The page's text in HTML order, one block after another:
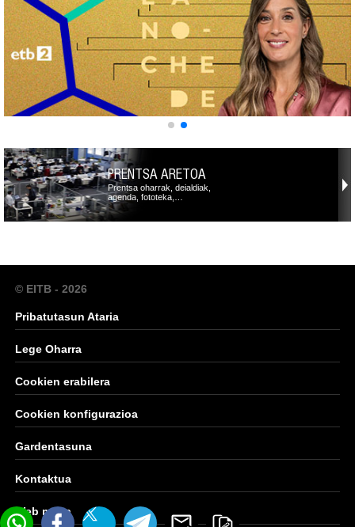
PRENTSA ARETOA
Prentsa oharrak, deialdiak,
agenda, fototeka,…
© EITB - 2026
Pribatutasun Ataria
Lege Oharra
Cookien erabilera
Cookien konfigurazioa
Gardentasuna
Kontaktua
Web mapa